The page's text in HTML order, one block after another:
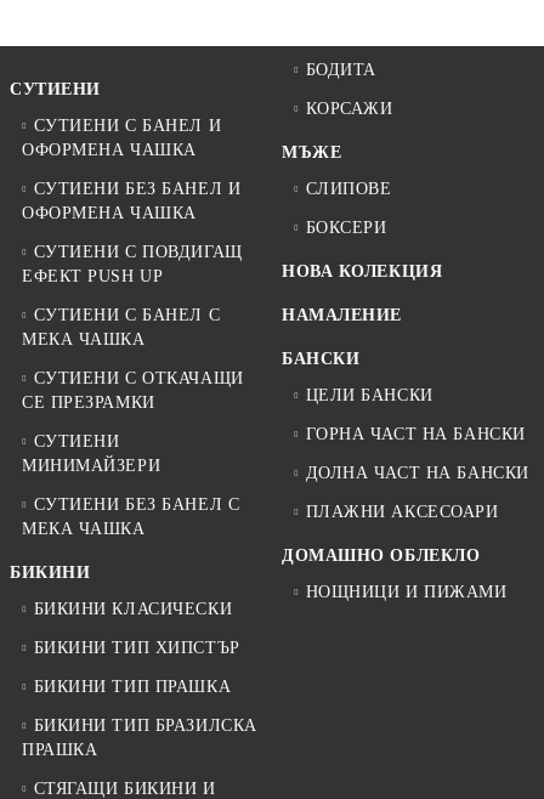
СУТИЕНИ
СУТИЕНИ С БАНЕЛ И
ОФОРМЕНА ЧАШКА
СУТИЕНИ БЕЗ БАНЕЛ И
ОФОРМЕНА ЧАШКА
СУТИЕНИ С ПОВДИГАЩ
ЕФЕКТ PUSH UP
СУТИЕНИ С БАНЕЛ С
МЕКА ЧАШКА
СУТИЕНИ С ОТКАЧАЩИ
СЕ ПРЕЗРАМКИ
СУТИЕНИ
МИНИМАЙЗЕРИ
СУТИЕНИ БЕЗ БАНЕЛ С
МЕКА ЧАШКА
БИКИНИ
БИКИНИ КЛАСИЧЕСКИ
БИКИНИ ТИП ХИПСТЪР
БИКИНИ ТИП ПРАШКА
БИКИНИ ТИП БРАЗИЛСКА
ПРАШКА
СТЯГАЩИ БИКИНИ И
БОДИТА
КОРСАЖИ
МЪЖЕ
СЛИПОВЕ
БОКСЕРИ
НОВА КОЛЕКЦИЯ
НАМАЛЕНИЕ
БАНСКИ
ЦЕЛИ БАНСКИ
ГОРНА ЧАСТ НА БАНСКИ
ДОЛНА ЧАСТ НА БАНСКИ
ПЛАЖНИ АКСЕСОАРИ
ДОМАШНО ОБЛЕКЛО
НОЩНИЦИ И ПИЖАМИ